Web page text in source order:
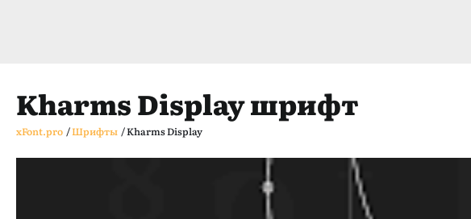
Kharms Display шрифт
xFont.pro /Шрифты /Kharms Display